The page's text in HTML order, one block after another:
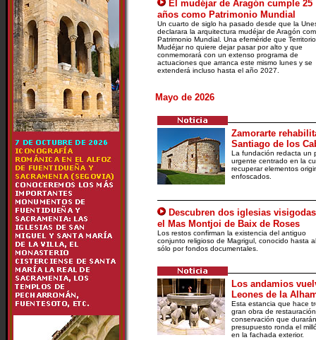
El mudéjar de Aragón cumple 25
años como Patrimonio Mundial
Un cuarto de siglo ha pasado desde que la
declarara la arquitectura mudéjar de Aragón
Patrimonio Mundial. Una efeméride que Territorio
Mudéjar no quiere dejar pasar por alto y que
conmemorará con un extenso programa de
actuaciones que arranca este mismo lunes y se
extenderá incluso hasta el año 2027.
Mayo de 2026
Zamorarte
Santiago de los
La fundación redacta un
urgente centrado en la
recuperar elementos
enfoscados.
Descubren dos iglesias
el Mas Montjoi de Baix de Roses
Los restos confirman la existencia del antiguo
conjunto religioso de Magrigul, conocido hasta
sólo por fondos documentales.
Los andamios
Leones de la
Esta estancia que hace
gran obra de
conservación que
presupuesto ronda el
en la fachada exterior.